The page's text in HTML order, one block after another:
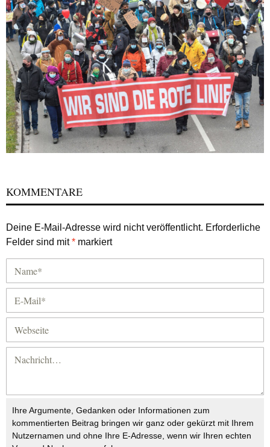
KOMMENTARE
Deine E-Mail-Adresse wird nicht veröffentlicht. Erforderliche
Felder sind mit* markiert
Ihre Argumente, Gedanken oder Informationen zum
kommentierten Beitrag bringen wir ganz oder gekürzt mit Ihrem
Nutzernamen und ohne Ihre E-Adresse, wenn wir Ihren echten